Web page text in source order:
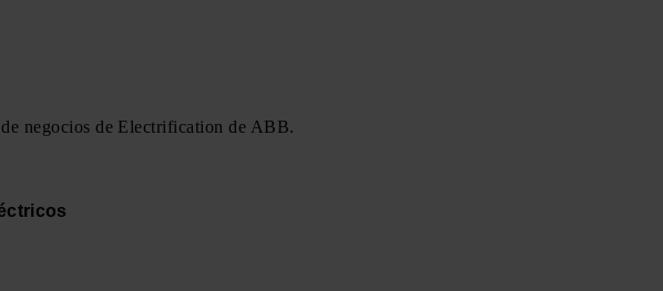
negocios de Electrification de ABB.